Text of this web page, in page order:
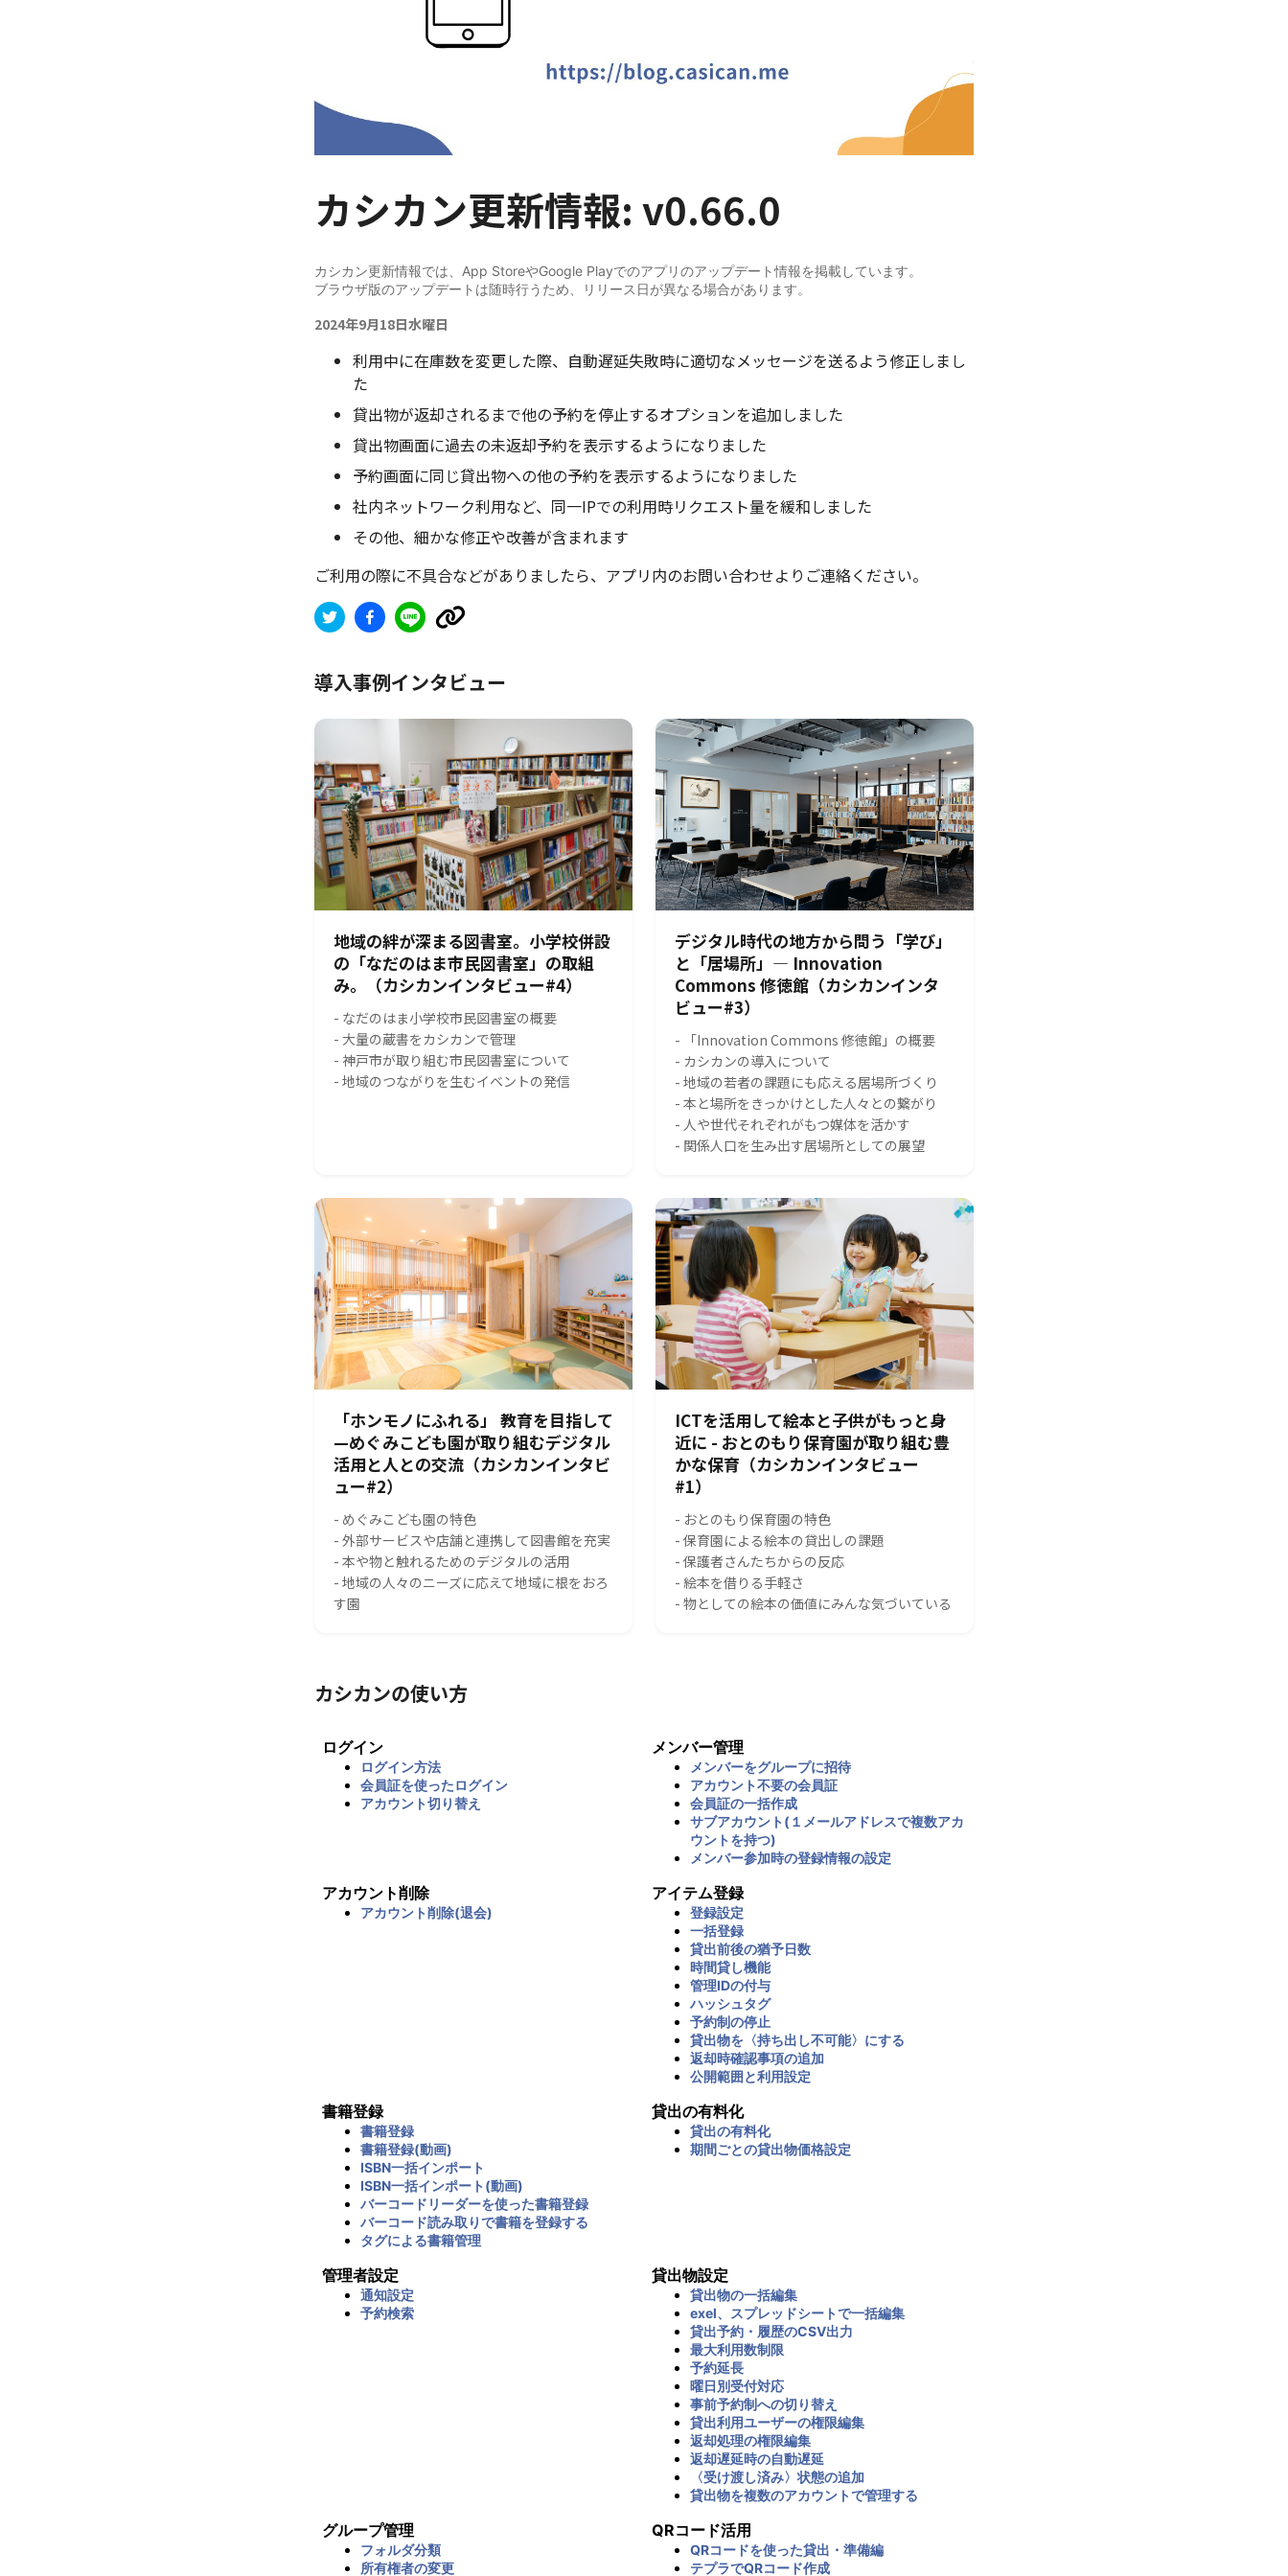
カシカン更新情報: v0.66.0
カシカン更新情報では、App StoreやGoogle Playでのアプリのアップデート情報を掲載しています。
ブラウザ版のアップデートは随時行うため、リリース日が異なる場合があります。
2024年9月18日水曜日
利用中に在庫数を変更した際、自動遅延失敗時に適切なメッセージを送るよう修正しまし
た
貸出物が返却されるまで他の予約を停止するオプションを追加しました
貸出物画面に過去の未返却予約を表示するようになりました
予約画面に同じ貸出物への他の予約を表示するようになりました
社内ネットワーク利用など、同一IPでの利用時リクエスト量を緩和しました
その他、細かな修正や改善が含まれます
ご利用の際に不具合などがありましたら、アプリ内のお問い合わせよりご連絡ください。
導入事例インタビュー
地域の絆が深まる図書室。小学校併設
の「なだのはま市民図書室」の取組
み。（カシカンインタビュー#4）
- なだのはま小学校市民図書室の概要
- 大量の蔵書をカシカンで管理
- 神戸市が取り組む市民図書室について
- 地域のつながりを生むイベントの発信
デジタル時代の地方から問う「学び」
と「居場所」― Innovation
Commons 修徳館（カシカンインタ
ビュー#3）
- 「Innovation Commons 修徳館」の概要
- カシカンの導入について
- 地域の若者の課題にも応える居場所づくり
- 本と場所をきっかけとした人々との繋がり
- 人や世代それぞれがもつ媒体を活かす
- 関係人口を生み出す居場所としての展望
「ホンモノにふれる」 教育を目指して
—めぐみこども園が取り組むデジタル
活用と人との交流（カシカンインタビ
ュー#2）
- めぐみこども園の特色
- 外部サービスや店舗と連携して図書館を充実
- 本や物と触れるためのデジタルの活用
- 地域の人々のニーズに応えて地域に根をおろ
す園
ICTを活用して絵本と子供がもっと身
近に - おとのもり保育園が取り組む豊
かな保育（カシカンインタビュー
#1）
- おとのもり保育園の特色
- 保育園による絵本の貸出しの課題
- 保護者さんたちからの反応
- 絵本を借りる手軽さ
- 物としての絵本の価値にみんな気づいている
カシカンの使い方
ログイン
ログイン方法
会員証を使ったログイン
アカウント切り替え
メンバー管理
メンバーをグループに招待
アカウント不要の会員証
会員証の一括作成
サブアカウント(１メールアドレスで複数アカ
ウントを持つ)
メンバー参加時の登録情報の設定
アカウント削除
アカウント削除(退会)
アイテム登録
登録設定
一括登録
貸出前後の猶予日数
時間貸し機能
管理IDの付与
ハッシュタグ
予約制の停止
貸出物を〈持ち出し不可能〉にする
返却時確認事項の追加
公開範囲と利用設定
書籍登録
書籍登録
書籍登録(動画)
ISBN一括インポート
ISBN一括インポート(動画)
バーコードリーダーを使った書籍登録
バーコード読み取りで書籍を登録する
タグによる書籍管理
貸出の有料化
貸出の有料化
期間ごとの貸出物価格設定
管理者設定
通知設定
予約検索
貸出物設定
貸出物の一括編集
exel、スプレッドシートで一括編集
貸出予約・履歴のCSV出力
最大利用数制限
予約延長
曜日別受付対応
事前予約制への切り替え
貸出利用ユーザーの権限編集
返却処理の権限編集
返却遅延時の自動遅延
〈受け渡し済み〉状態の追加
貸出物を複数のアカウントで管理する
グループ管理
フォルダ分類
所有権者の変更
QRコード活用
QRコードを使った貸出・準備編
テプラでQRコード作成